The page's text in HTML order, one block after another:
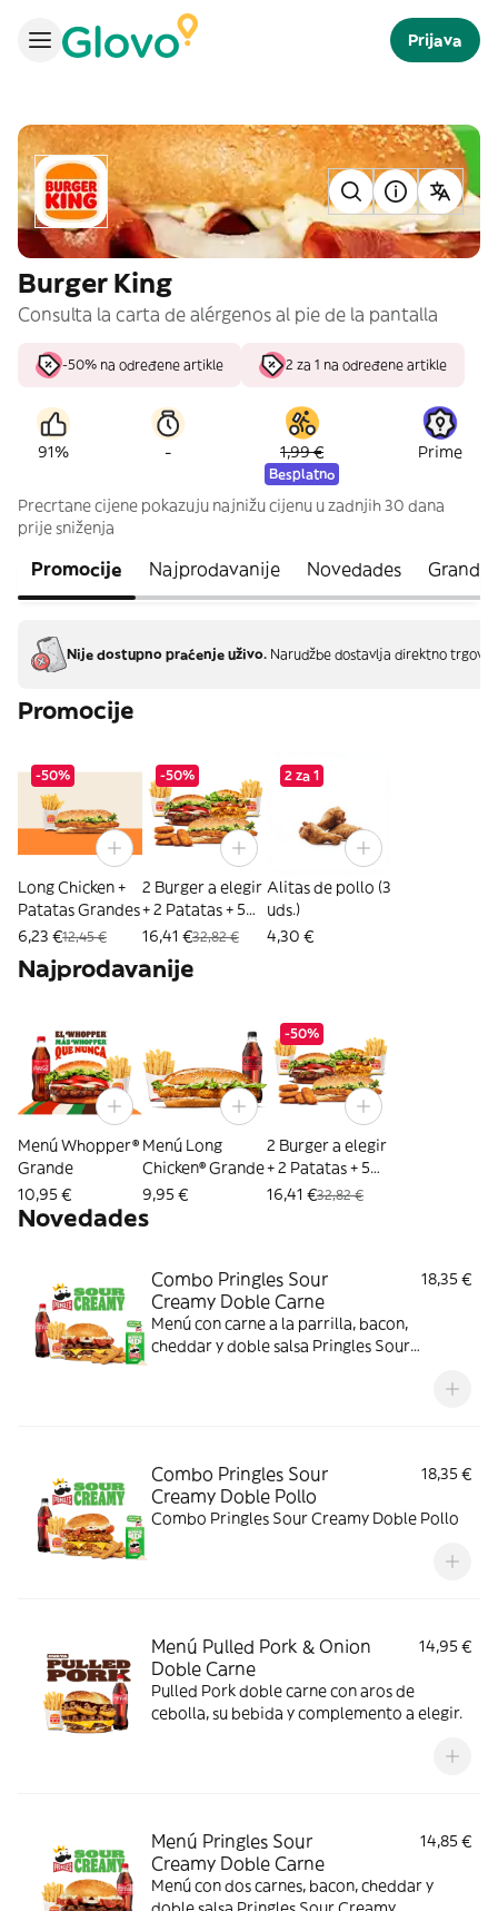
Prijava
Burger King
Consulta la carta de alérgenos al pie de la pantalla
-50% na određene artikle 2 za 1 na određene artikle
91% - 1,99 €
Besplatno
Prime
Precrtane cijene pokazuju najnižu cijenu u zadnjih 30 dana
prije sniženja
Promocije Najprodavanije Novedades Grand
Nije dostupno praćenje uživo. Narudžbe dostavlja direktno
Promocije
-50%
Long Chicken +
Patatas Grandes
6,23 €12,45 €
-50%
2 Burger a elegir
+ 2 Patatas + 5
Nuggets
16,41 €32,82 €
2 za 1
Alitas de pollo (3
uds.)
4,30 €
Najprodavanije
Menú Whopper®
Grande
10,95 €
Menú Long
Chicken® Grande
9,95 €
-50%
2 Burger a elegir
+ 2 Patatas + 5
Nuggets
16,41 €32,82 €
Novedades
Combo Pringles Sour
Creamy Doble Carne
18,35 €
Menú con carne a la parrilla, bacon,
cheddar y doble salsa Pringles Sour
Combo Pringles Sour
Creamy Doble Pollo
18,35 €
Combo Pringles Sour Creamy Doble Pollo
Menú Pulled Pork & Onion
Doble Carne
14,95 €
Pulled Pork doble carne con aros de
cebolla, su bebida y complemento a elegir.
Menú Pringles Sour
Creamy Doble Carne
14,85 €
Menú con dos carnes, bacon, cheddar y